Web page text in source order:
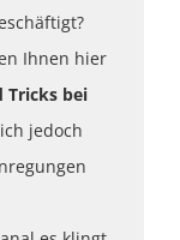
Ihnen hier
Tricks bei
jedoch